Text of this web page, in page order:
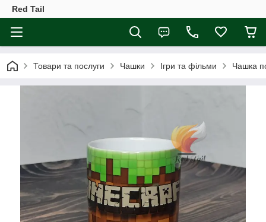
Red Tail
Товари та послуги Чашки Ігри та фільми Чашка